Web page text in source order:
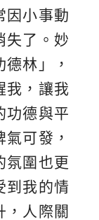
因小事動
失了。妙
林」，
我，讓我
功德與平
可發，
氛圍也更
到我的情
，人際關